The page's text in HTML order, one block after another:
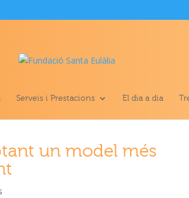
Serveis i Prestacions El dia a dia
un model més